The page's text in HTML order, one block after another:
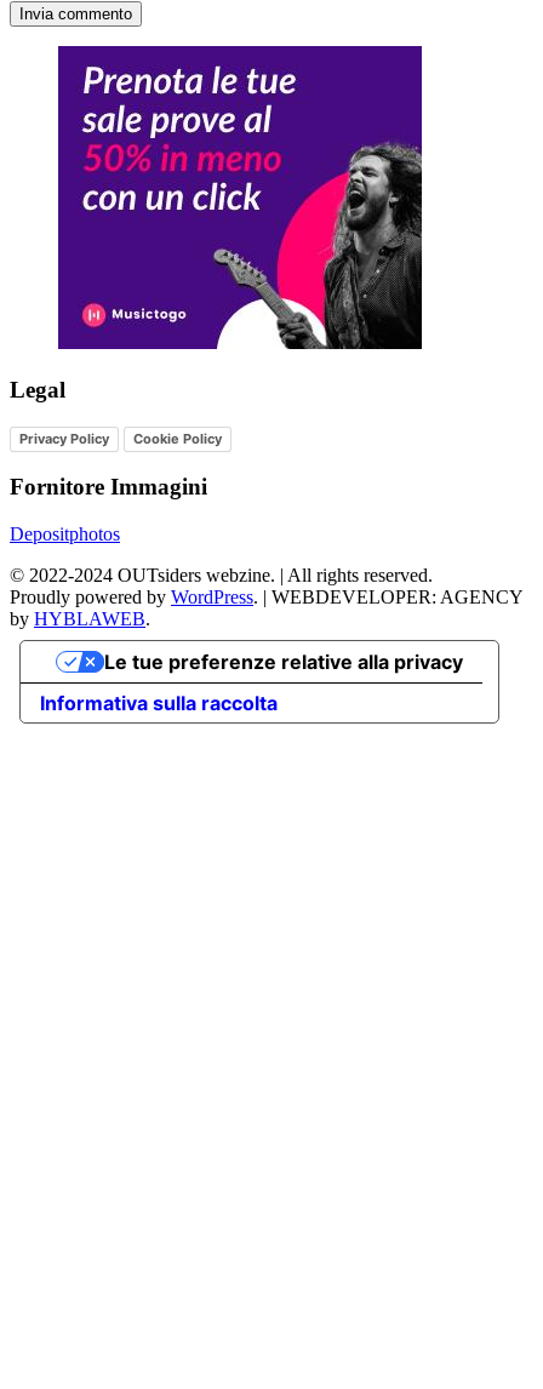
Legal
Privacy Policy Cookie Policy
Fornitore Immagini
Depositphotos
© 2022-2024 OUTsiders webzine. | All rights reserved.
Proudly powered by WordPress. | WEBDEVELOPER: AGENCY
by HYBLAWEB.
Informativa sulla raccolta
Le tue preferenze relative alla privacy